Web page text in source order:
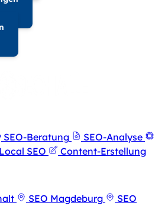
SEO-Beratung
SEO-Analyse
Local SEO
Content-Erstellung
SEO Magdeburg
SEO